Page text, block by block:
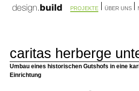
PROJEKTE ÜBER UNS
caritas herberge
Umbau eines historischen Gutshofs in eine
Einrichtung